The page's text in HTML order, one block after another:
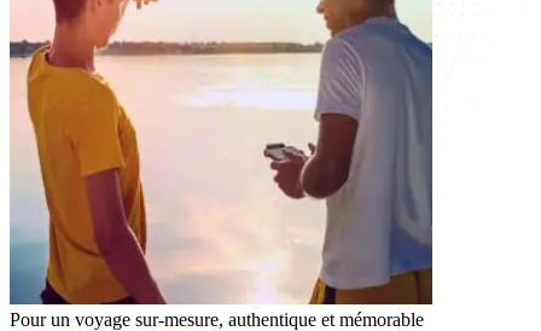
Pour un voyage sur-mesure, authentique et mémorable